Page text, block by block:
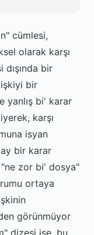
cümlesi,
olarak karşı
dışında bir
bir
yanlış bi' karar
karşı
isyan
bir karar
zor bi' dosya"
ortaya
görünmüyor
dizesi ise, bu